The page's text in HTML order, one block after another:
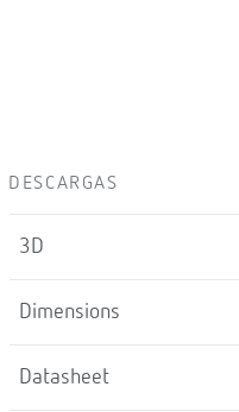
DESCARGAS
3D
Dimensions
Datasheet